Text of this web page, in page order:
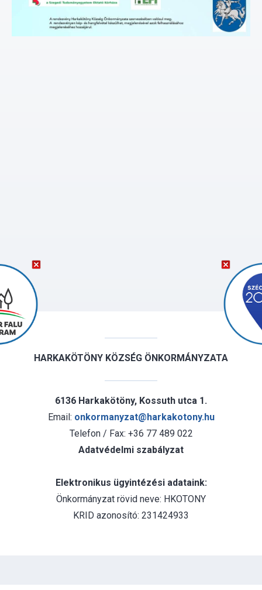
HARKAKÖTÖNY KÖZSÉG ÖNKORMÁNYZATA
6136 Harkakötöny, Kossuth utca 1.
Email: onkormanyzat@harkakotony.hu
Telefon / Fax: +36 77 489 022
Adatvédelmi szabályzat
Elektronikus ügyintézési adataink:
Önkormányzat rövid neve: HKOTONY
KRID azonosító: 231424933